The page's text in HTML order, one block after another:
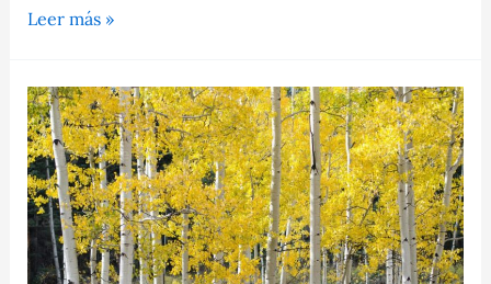
Pino
cultivo
y
uso
de
este
árbol
Leer más »